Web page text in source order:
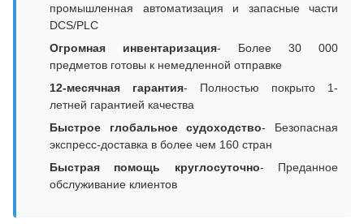
промышленная автоматизация и запасные части
DCS/PLC
Огромная инвентаризация- Более 30 000
предметов готовы к немедленной отправке
12-месячная гарантия- Полностью покрыто 1-
летней гарантией качества
Быстрое глобальное судоходство- Безопасная
экспресс-доставка в более чем 160 стран
Быстрая помощь круглосуточно- Преданное
обслуживание клиентов